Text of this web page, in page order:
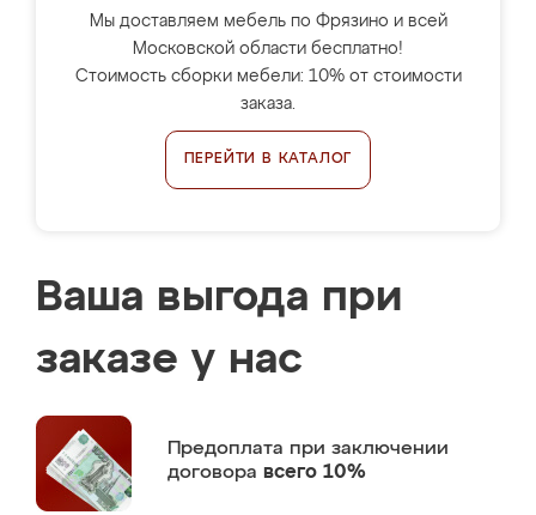
Мы доставляем мебель по Фрязино и всей
Московской области бесплатно!
Стоимость сборки мебели: 10% от стоимости
заказа.
ПЕРЕЙТИ В КАТАЛОГ
Ваша выгода при
заказе у нас
Предоплата при заключении
договора всего 10%